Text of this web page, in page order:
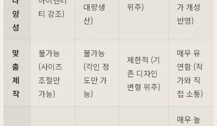
양
성
티 강조)
대량생
산)
위주)
가 개성
반영)
맞
춤
제
작
불가능
(사이즈
조절만
가능)
불가능
(각인 정
도만 가
능)
제한적 (기
존 디자인
변형 위주)
매우 유
연함 (작
가와 직
접 소통)
매우 높